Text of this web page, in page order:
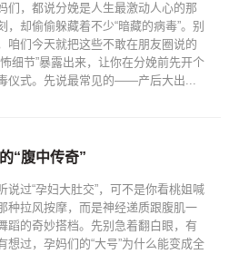
们，都说分娩是人生最激动人心的那
，却偷偷躲藏着不少“暗藏的病毒”。别
咱们今天就把这些不敢在朋友圈说的
怖细节”暴露出来，让你在分娩前先开个
仪式。先说最常见的——产后大出...
“腹中传奇”
说过“孕妇大肚交”，可不是你看桃姐喊
种拉风按摩，而是神经递质跟腹肌一
蹈的奇妙搭档。先别急着翻白眼，有
想过，孕妈们的“大号”为什么能变成全